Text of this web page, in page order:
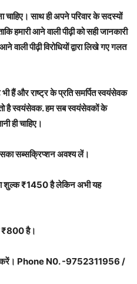
साथ ही अपने परिवार के सदस्यों
हमारी आने वाली पीढ़ी को सही जानकारी
पीढ़ी विरोधियों द्वारा लिखे गए गलत
हैं और राष्ट्र के प्रति समर्पित स्वयंसेवक
है स्वयंसेवक. हम सब स्वयंसेवकों के
ही चाहिए।
सब्सक्रिप्शन अवश्य लें।
शुल्क ₹1450 है लेकिन अभी यह
₹800 है।
करें। Phone N0. -9752311956 /